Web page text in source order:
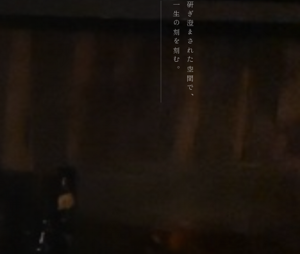
研ぎ澄まされた空間で、
一生の刻を刻む。